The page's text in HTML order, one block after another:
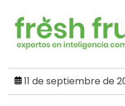
content
11 de septiembre de